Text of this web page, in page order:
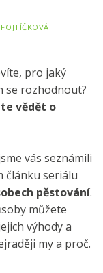
pro jaký
se rozhodnout?
vědět o
vás seznámili
článku seriálu
pěstování.
můžete
výhody a
my a proč.